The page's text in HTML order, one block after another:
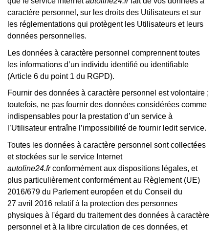
caractère personnel, sur les droits des Utilisateurs et sur
les réglementations qui protègent les Utilisateurs et leurs
données personnelles.
Les données à caractère personnel comprennent toutes
les informations d’un individu identifié ou identifiable
(Article 6 du point 1 du RGPD).
Fournir des données à caractère personnel est volontaire ;
toutefois, ne pas fournir des données considérées comme
indispensables pour la prestation d’un service à
l’Utilisateur entraîne l’impossibilité de fournir ledit service.
Toutes les données à caractère personnel sont collectées
et stockées sur le service Internet
autoline24.frconformément aux dispositions légales, et
plus particulièrement conformément au Règlement (UE)
2016/679 du Parlement européen et du Conseil du
27 avril 2016 relatif à la protection des personnes
physiques à l'égard du traitement des données à caractère
personnel et à la libre circulation de ces données, et